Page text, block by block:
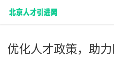
优化人才政策，助